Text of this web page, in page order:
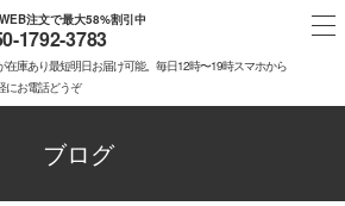
注文で最大58%割引中
1792-3783
在庫あり最短明日お届け可能。毎日12時〜19時スマホから
にお電話どうぞ
ブログ